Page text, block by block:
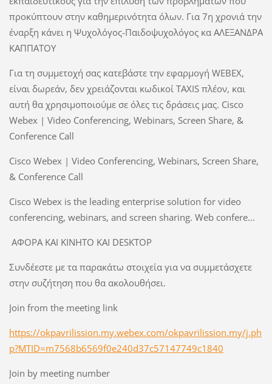
προκύπτουν στην καθημερινότητα όλων. Για 7η χρονιά την
έναρξη κάνει η Ψυχολόγος-Παιδοψυχολόγος κα ΑΛΕΞΑΝΔΡΑ
ΚΑΠΠΑΤΟΥ
Για τη συμμετοχή σας κατεβάστε την εφαρμογή WEBEX,
είναι δωρεάν, δεν χρειάζονται κωδικοί TAXIS πλέον, και
αυτή θα χρησιμοποιούμε σε όλες τις δράσεις μας. Cisco
Webex | Video Conferencing, Webinars, Screen Share, &
Conference Call
Cisco Webex | Video Conferencing, Webinars, Screen Share,
& Conference Call
Cisco Webex is the leading enterprise solution for video
conferencing, webinars, and screen sharing. Web confere...
ΑΦΟΡΑ ΚΑΙ ΚΙΝΗΤΟ ΚΑΙ DESKTOP
Συνδέεστε με τα παρακάτω στοιχεία για να συμμετάσχετε
στην συζήτηση που θα ακολουθήσει.
Join from the meeting link
https://okpavrilission.my.webex.com/okpavrilission.my/j.ph
p?MTID=m7568b6569f0e240d37c57147749c1840
Join by meeting number